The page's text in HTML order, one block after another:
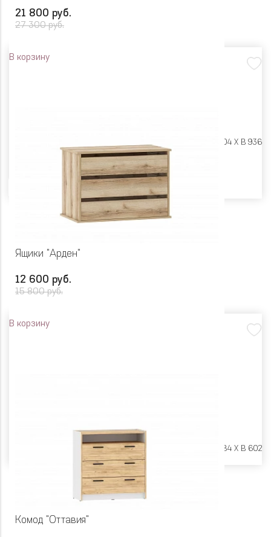
21 800 руб.
27 300 руб.
В корзину
Ш 600 X Г 404 X В 936
Ящики "Арден"
12 600 руб.
15 800 руб.
В корзину
Ш 866 X Г 484 X В 602
Комод "Оттавия"